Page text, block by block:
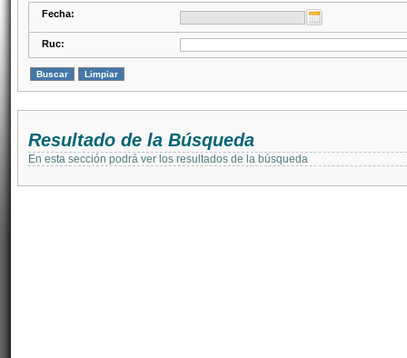
Fecha:
Ruc:
Resultado de la Búsqueda
En esta sección podrá ver los resultados de la búsqueda